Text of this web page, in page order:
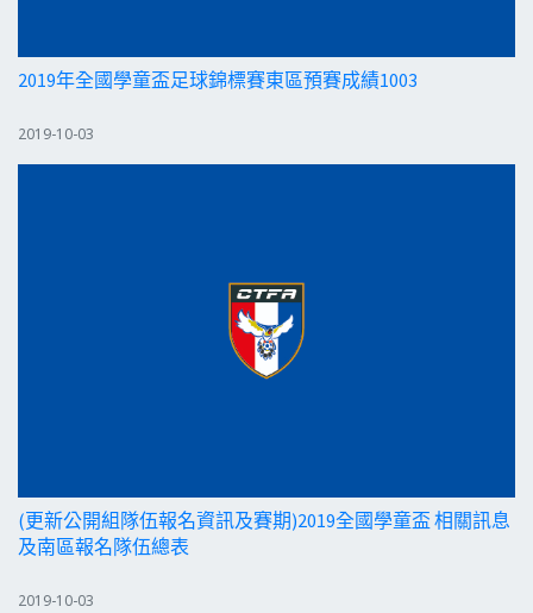
2019年全國學童盃足球錦標賽東區預賽成績1003
2019-10-03
(更新公開組隊伍報名資訊及賽期)2019全國學童盃 相關訊息
及南區報名隊伍總表
2019-10-03